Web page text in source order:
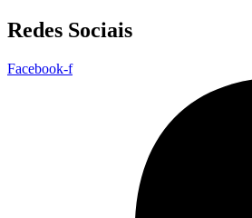
Redes Sociais
Facebook-f